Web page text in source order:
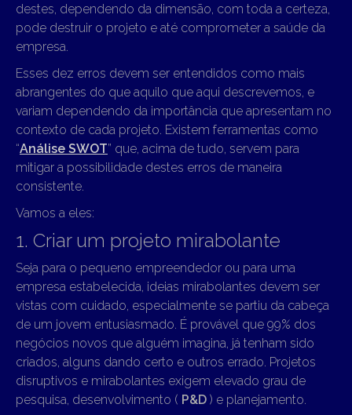
destes, dependendo da dimensão, com toda a certeza,
pode destruir o projeto e até comprometer a saúde da
empresa.
Esses dez erros devem ser entendidos como mais
abrangentes do que aquilo que aqui descrevemos, e
variam dependendo da importância que apresentam no
contexto de cada projeto. Existem ferramentas como
“Análise SWOT” que, acima de tudo, servem para
mitigar a possibilidade destes erros de maneira
consistente.
Vamos a eles:
1. Criar um projeto mirabolante
Seja para o pequeno empreendedor ou para uma
empresa estabelecida, ideias mirabolantes devem ser
vistas com cuidado, especialmente se partiu da cabeça
de um jovem entusiasmado. É provável que 99% dos
negócios novos que alguém imagina, já tenham sido
criados, alguns dando certo e outros errado. Projetos
disruptivos e mirabolantes exigem elevado grau de
pesquisa, desenvolvimento ( P&D ) e planejamento.